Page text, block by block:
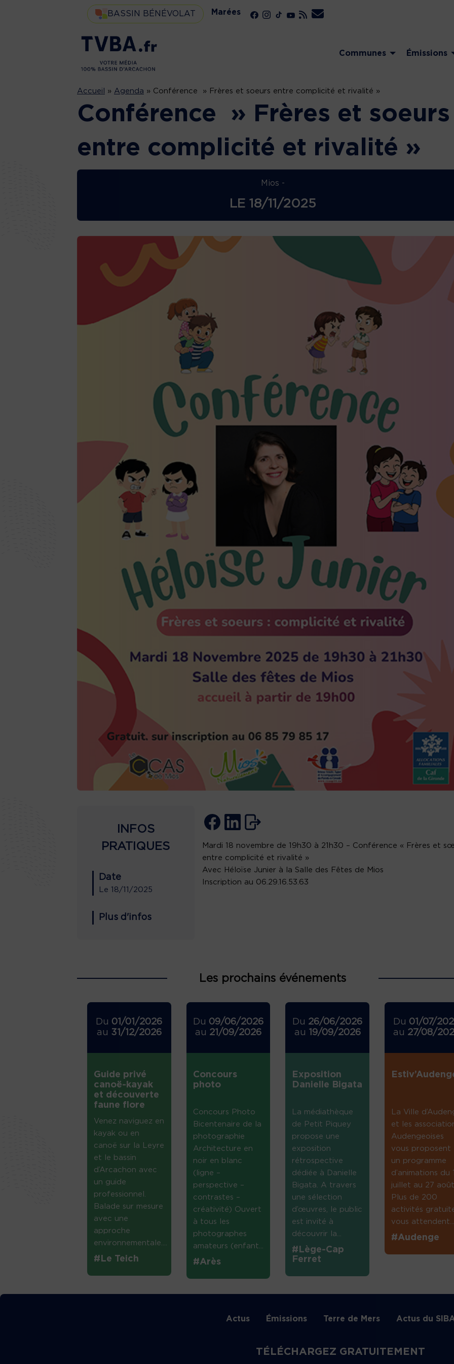
BASSIN BÉNÉVOLAT Marées
Communes Émissions
Accueil » Agenda » Conférence » Frères et soeurs entre complicité et rivalité »
Conférence » Frères et soeurs
entre complicité et rivalité »
Mios -
LE18/11/2025
INFOS
PRATIQUES
Date
Le 18/11/2025
Plus d'infos
Mardi 18 novembre de 19h30 à 21h30 – Conférence « Frères et
entre complicité et rivalité »
Avec Héloïse Junier à la Salle des Fêtes de Mios
Inscription au 06.29.16.53.63
Les prochains événements
Du 01/01/2026
au 31/12/2026
Guide privé
canoë-kayak
et découverte
faune flore
Venez naviguez en
kayak ou en
canoë sur la Leyre
et le bassin
d’Arcachon avec
un guide
professionnel.
Balade sur mesure
avec une
approche
environnementale....
#Le Teich
Du 09/06/2026
au 21/09/2026
Concours
photo
Concours Photo
Bicentenaire de la
photographie
Architecture en
noir en blanc
(ligne –
perspective –
contrastes –
créativité) Ouvert
à tous les
photographes
amateurs (enfant...
#Arès
Du 26/06/2026
au 19/09/2026
Exposition
Danielle Bigata
La médiathèque
de Petit Piquey
propose une
exposition
rétrospective
dédiée à Danielle
Bigata. A travers
une sélection
d’œuvres, le public
est invité à
découvrir la...
#Lège-Cap
Ferret
Du 01/07/
au 27/08/
La Ville
et les
Audengeoises
vous proposent
un programme
d’animations du
juillet au 27
Plus de 200
activités
vous
#Audenge
Actus Émissions Terre de Mers Actus du
TÉLÉCHARGEZ GRATUITEMENT